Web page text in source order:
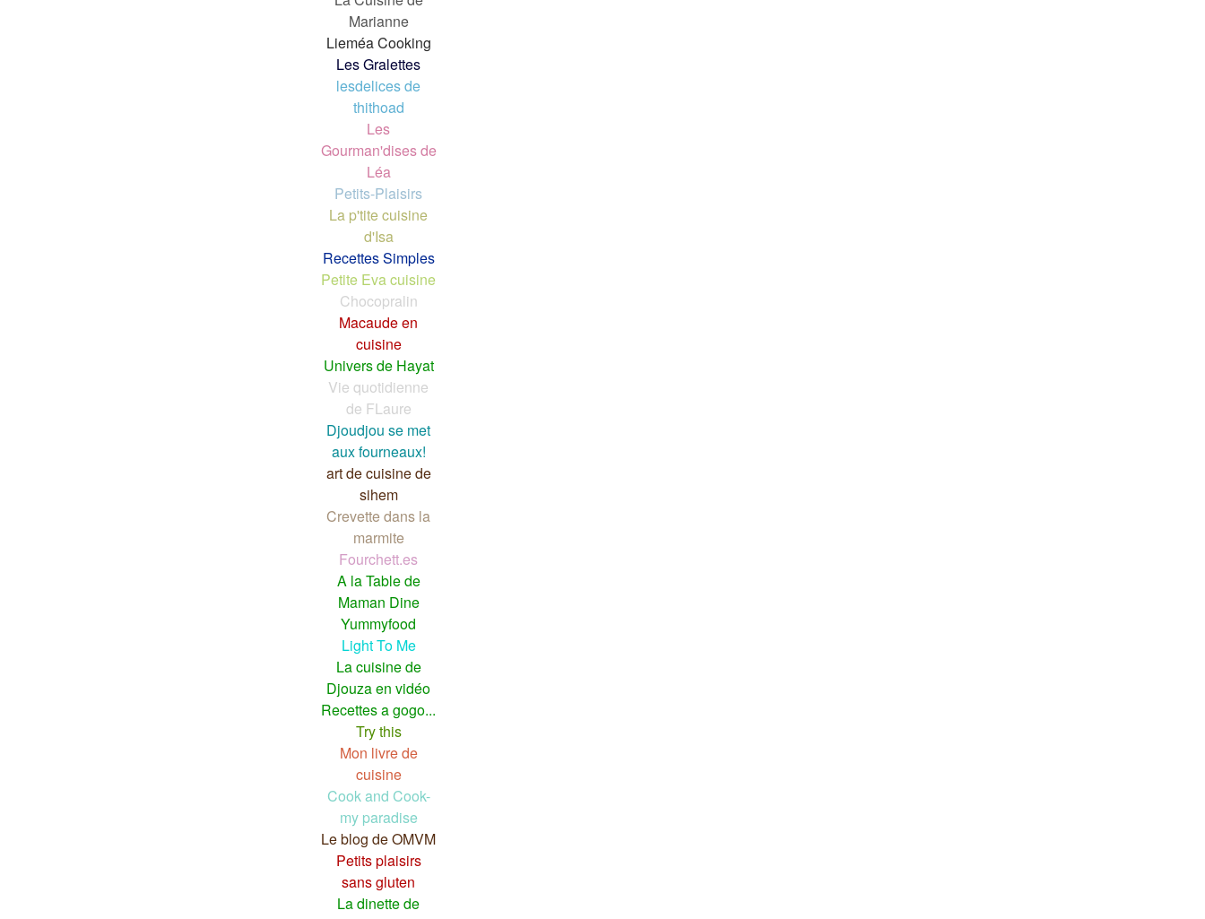
Marianne
Lieméa Cooking
Les Gralettes
lesdelices de
thithoad
Les
Gourman'dises de
Léa
Petits-Plaisirs
La p'tite cuisine
d'Isa
Recettes Simples
Petite Eva cuisine
Chocopralin
Macaude en
cuisine
Univers de Hayat
Vie quotidienne
de FLaure
Djoudjou se met
aux fourneaux!
art de cuisine de
sihem
Crevette dans la
marmite
Fourchett.es
A la Table de
Maman Dine
Yummyfood
Light To Me
La cuisine de
Djouza en vidéo
Recettes a gogo...
Try this
Mon livre de
cuisine
Cook and Cook-
my paradise
Le blog de OMVM
Petits plaisirs
sans gluten
La dinette de